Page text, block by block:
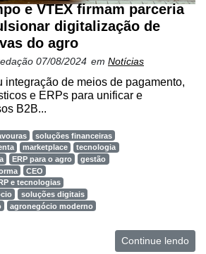
e VTEX firmam parceria
digitalização de
do agro
07/08/2024 em Notícias
integração de meios de pagamento,
e ERPs para unificar e
B2B...
soluções financeiras
marketplace
tecnologia
ERP para o agro
gestão
CEO
e tecnologias
soluções digitais
agronegócio moderno
Continue lendo